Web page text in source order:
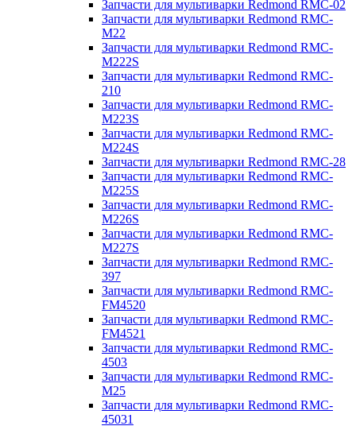
Запчасти для мультиварки Redmond RMC-02
Запчасти для мультиварки Redmond RMC-
M22
Запчасти для мультиварки Redmond RMC-
M222S
Запчасти для мультиварки Redmond RMC-
210
Запчасти для мультиварки Redmond RMC-
M223S
Запчасти для мультиварки Redmond RMC-
M224S
Запчасти для мультиварки Redmond RMC-28
Запчасти для мультиварки Redmond RMC-
M225S
Запчасти для мультиварки Redmond RMC-
M226S
Запчасти для мультиварки Redmond RMC-
M227S
Запчасти для мультиварки Redmond RMC-
397
Запчасти для мультиварки Redmond RMC-
FM4520
Запчасти для мультиварки Redmond RMC-
FM4521
Запчасти для мультиварки Redmond RMC-
4503
Запчасти для мультиварки Redmond RMC-
M25
Запчасти для мультиварки Redmond RMC-
45031